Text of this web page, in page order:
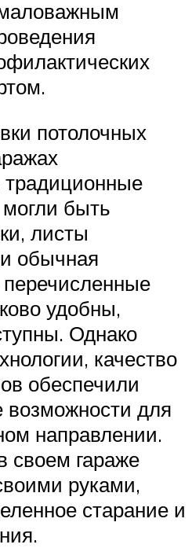
потолочных
традиционные
быть
листы
обычная
удобны,
Однако
качество
обеспечили
возможности для
направлении.
своем гараже
руками,
старание и